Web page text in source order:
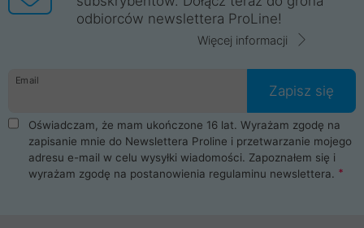
odbiorców newslettera ProLine!
Więcej informacji
Email
Zapisz się
Oświadczam, że mam ukończone 16 lat. Wyrażam zgodę na
zapisanie mnie do Newslettera Proline i przetwarzanie mojego
adresu e-mail w celu wysyłki wiadomości. Zapoznałem się i
wyrażam zgodę na postanowienia regulaminu newslettera.